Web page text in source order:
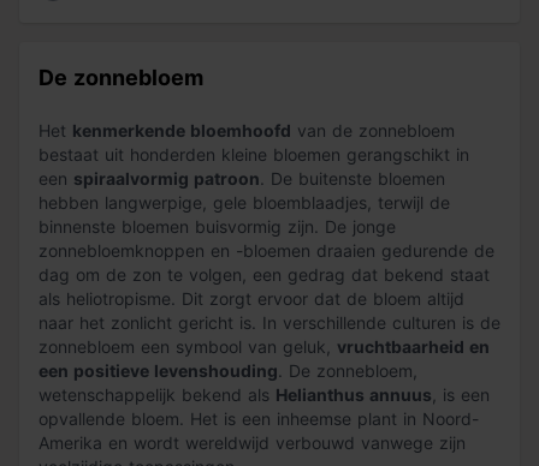
De zonnebloem
Het kenmerkende bloemhoofd van de zonnebloem
bestaat uit honderden kleine bloemen gerangschikt in
een spiraalvormig patroon . De buitenste bloemen
hebben langwerpige, gele bloemblaadjes, terwijl de
binnenste bloemen buisvormig zijn. De jonge
zonnebloemknoppen en -bloemen draaien gedurende de
dag om de zon te volgen, een gedrag dat bekend staat
als heliotropisme. Dit zorgt ervoor dat de bloem altijd
naar het zonlicht gericht is. In verschillende culturen is de
zonnebloem een symbool van geluk, vruchtbaarheid en
een positieve levenshouding . De zonnebloem,
wetenschappelijk bekend als Helianthus annuus , is een
opvallende bloem. Het is een inheemse plant in Noord-
Amerika en wordt wereldwijd verbouwd vanwege zijn